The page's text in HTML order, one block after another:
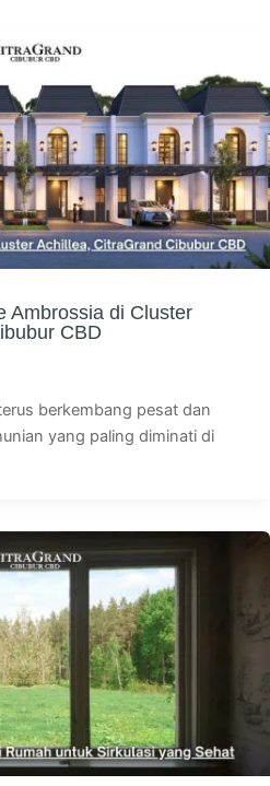
Ambrossia di Cluster
CBD
berkembang pesat dan
yang paling diminati di